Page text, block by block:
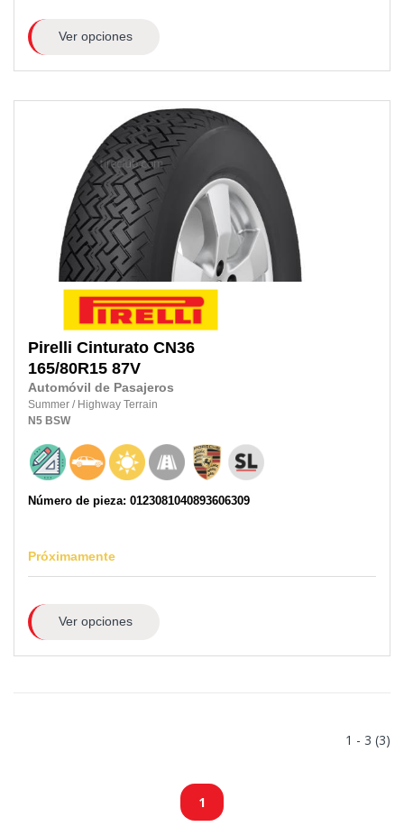
Ver opciones
Pirelli Cinturato CN36
165/80R15 87V
Automóvil de Pasajeros
Summer / Highway Terrain
N5 BSW
Número de pieza: 0123081040893606309
Próximamente
Ver opciones
1 - 3 (3)
1